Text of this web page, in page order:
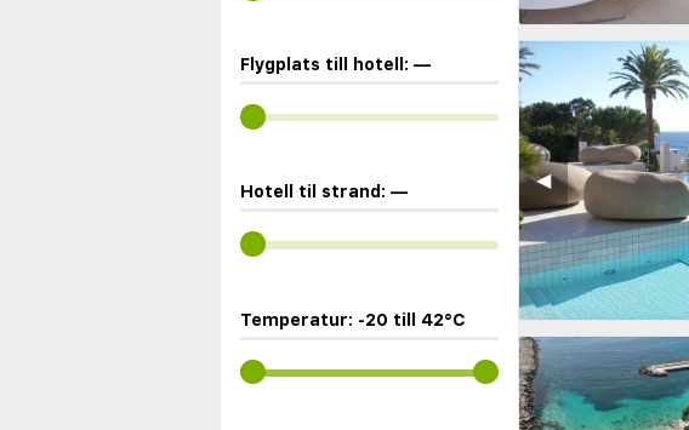
Flygplats till hotell: —
Hotell til strand: —
Temperatur: -20 till 42°C
◀︎